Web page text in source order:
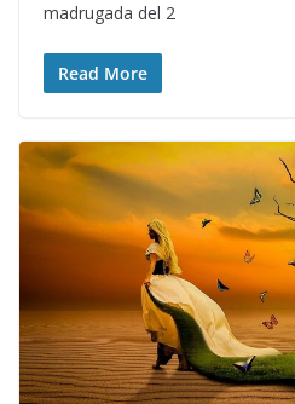
madrugada del 2
Read More